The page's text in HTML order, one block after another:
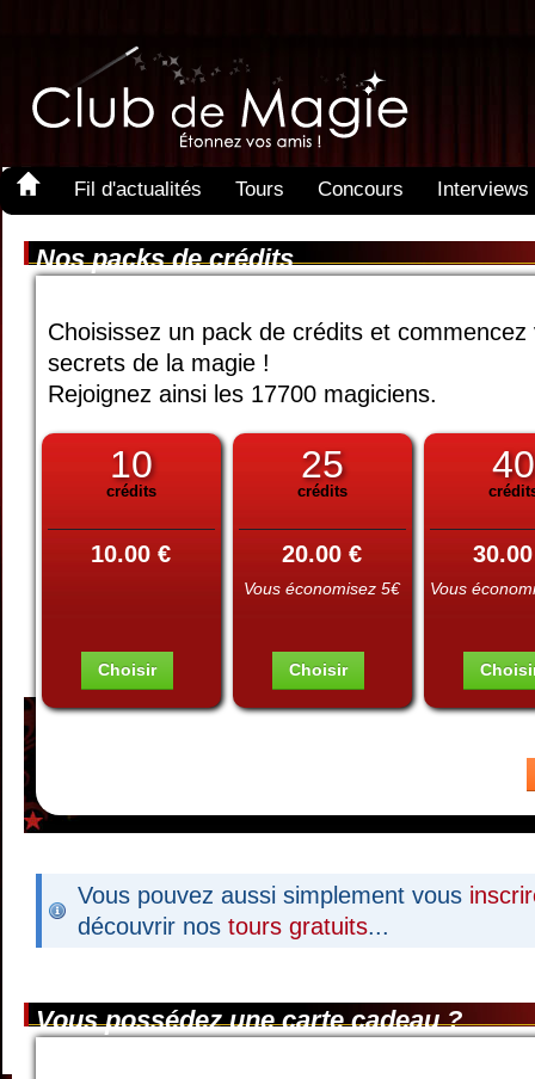
Fil d'actualités Tours Concours Interviews
Nos packs de crédits
Choisissez un pack de crédits et
secrets de la magie !
Rejoignez ainsi les 17700 magiciens.
10
crédits
10.00 €
Choisir
25
crédits
20.00 €
Vous économisez 5€
Choisir
40
Vous
Vous pouvez aussi simplement vous
découvrir nos tours gratuits...
Vous possédez une carte cadeau ?